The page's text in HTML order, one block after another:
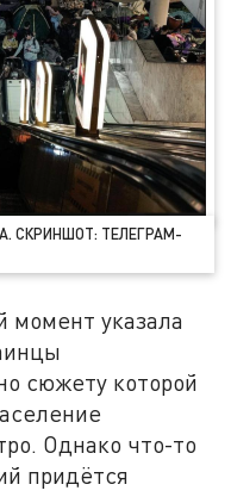
СКРИНШОТ: ТЕЛЕГРАМ-
указала
сюжету которой
Однако что-то
придётся